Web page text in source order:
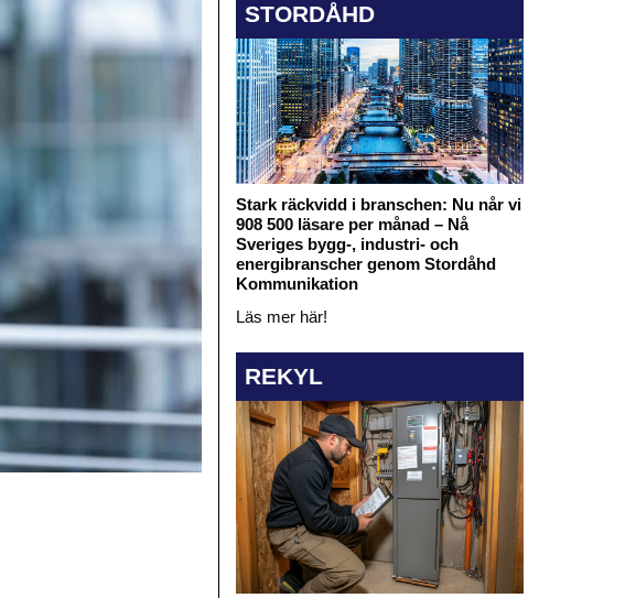
STORDÅHD
Stark räckvidd i branschen: Nu når vi
908 500 läsare per månad – Nå
Sveriges bygg-, industri- och
energibranscher genom Stordåhd
Kommunikation
Läs mer här!
REKYL